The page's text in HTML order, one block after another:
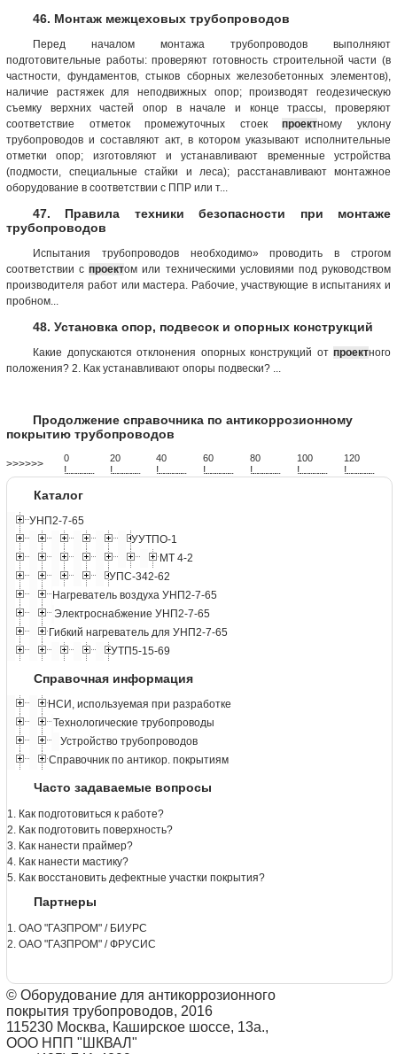
46. Монтаж межцеховых трубопроводов
Перед началом монтажа трубопроводов выполняют
подготовительные работы: проверяют готовность строительной части (в
частности, фундаментов, стыков сборных железобетонных элементов),
наличие растяжек для неподвижных опор; производят геодезическую
съемку верхних частей опор в начале и конце трассы, проверяют
соответствие отметок промежуточных стоекпроектному уклону
трубопроводов и составляют акт, в котором указывают исполнительные
отметки опор; изготовляют и устанавливают временные устройства
(подмости, специальные стайки и леса); расстанавливают монтажное
оборудование в соответствии с ППР или т...
47. Правила техники безопасности при монтаже
трубопроводов
Испытания трубопроводов необходимо» проводить в строгом
соответствии спроектом или техническими условиями под руководством
производителя работ или мастера. Рабочие, участвующие в испытаниях и
пробном...
48. Установка опор, подвесок и опорных конструкций
Какие допускаются отклонения опорных конструкций от проектного
положения? 2. Как устанавливают опоры подвески? ...
Продолжение справочника по антикоррозионному
покрытию трубопроводов
>>>>>> 0
!...................
20
!...................
40
!...................
60
!...................
80
!...................
100
!...................
120
!...................
Каталог
УНП2-7-65
УУТПО-1
МТ 4-2
УПС-342-62
Нагреватель воздуха УНП2-7-65
Электроснабжение УНП2-7-65
Гибкий нагреватель для УНП2-7-65
УТП5-15-69
Справочная информация
НСИ, используемая при разработке
Технологические трубопроводы
Устройство трубопроводов
Справочник по антикор. покрытиям
Часто задаваемые вопросы
1. Как подготовиться к работе?
2. Как подготовить поверхность?
3. Как нанести праймер?
4. Как нанести мастику?
5. Как восстановить дефектные участки покрытия?
Партнеры
1. ОАО "ГАЗПРОМ" / БИУРС
2. ОАО "ГАЗПРОМ" / ФРУСИС
© Оборудование для антикоррозионного
покрытия трубопроводов, 2016
115230 Москва, Каширское шоссе, 13а.,
ООО НПП "ШКВАЛ"